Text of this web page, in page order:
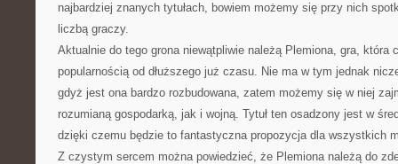
najbardziej znanych tytułach, bowiem możemy się przy nich
liczbą graczy.
Aktualnie do tego grona niewątpliwie należą Plemiona, gra, która
popularnością od dłuższego już czasu. Nie ma w tym jednak
gdyż jest ona bardzo rozbudowana, zatem możemy się w niej
rozumianą gospodarką, jak i wojną. Tytuł ten osadzony jest w
dzięki czemu będzie to fantastyczna propozycja dla wszystkich
Z czystym sercem można powiedzieć, że Plemiona należą do